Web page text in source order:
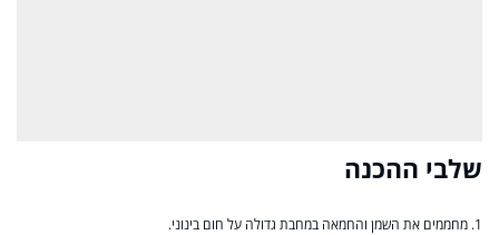
שלבי ההכנה
1. מחממים את השמן והחמאה במחבת גדולה על חום בינוני.